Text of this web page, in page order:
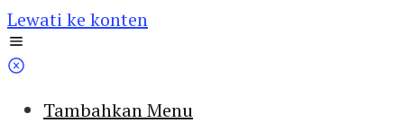
Lewati ke konten
Tambahkan Menu